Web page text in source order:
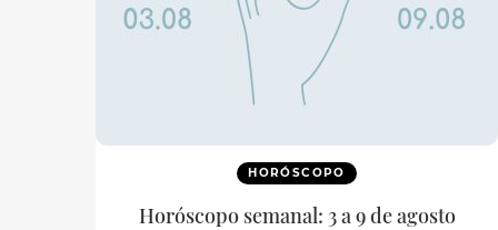
HORÓSCOPO
Horóscopo semanal: 3 a 9 de agosto